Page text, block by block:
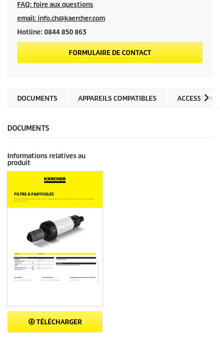
FAQ: foire aux questions
email: info.ch@kaercher.com
Hotline: 0844 850 863
FORMULAIRE DE CONTACT
DOCUMENTS APPAREILS COMPATIBLES ACCESSOIRES
DOCUMENTS
Informations relatives au
produit
TÉLÉCHARGER